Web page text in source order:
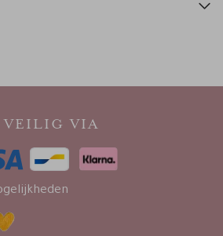
VEILIG VIA